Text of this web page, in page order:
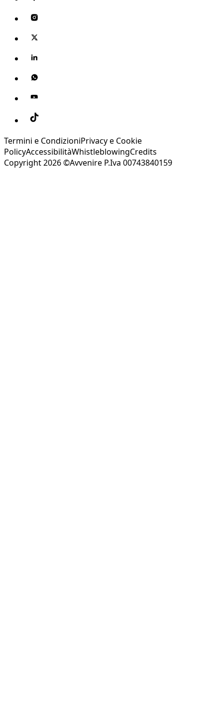
Termini e CondizioniPrivacy e Cookie
PolicyAccessibilitàWhistleblowingCredits
Copyright 2026 ©Avvenire P.Iva 00743840159